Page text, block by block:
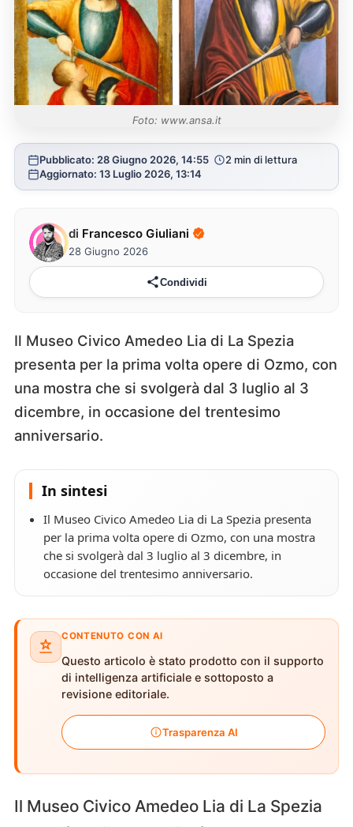
Foto: www.ansa.it
Pubblicato: 28 Giugno 2026, 14:55
2 min di lettura
Aggiornato: 13 Luglio 2026, 13:14
di Francesco Giuliani
28 Giugno 2026
Condividi
Il Museo Civico Amedeo Lia di La Spezia
presenta per la prima volta opere di Ozmo, con
una mostra che si svolgerà dal 3 luglio al 3
dicembre, in occasione del trentesimo
anniversario.
In sintesi
Il Museo Civico Amedeo Lia di La Spezia presenta
per la prima volta opere di Ozmo, con una mostra
che si svolgerà dal 3 luglio al 3 dicembre, in
occasione del trentesimo anniversario.
CONTENUTO CON AI
Questo articolo è stato prodotto con il supporto
di intelligenza artificiale e sottoposto a
revisione editoriale.
Trasparenza AI
Il Museo Civico Amedeo Lia di La Spezia